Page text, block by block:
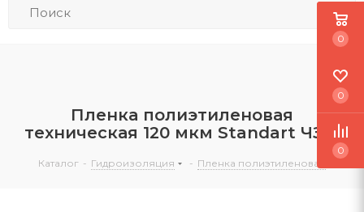
Пленка полиэтиленовая
техническая 120 мкм Standart ЧЗМ
Каталог - Гидроизоляция - Пленка полиэтиленовая
0
0
0